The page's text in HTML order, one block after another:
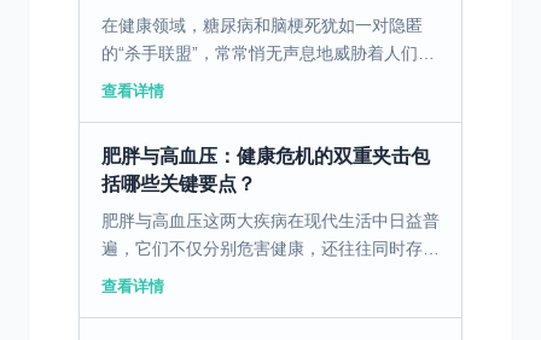
在健康领域，糖尿病和脑梗死犹如一对隐匿
的“杀手联盟”，常常悄无声息地威胁着人们的
生命质量。 糖尿病，作为一种以高血糖为特
查看详情
肥胖与高血压：健康危机的双重夹击包
括哪些关键要点？
肥胖与高血压这两大疾病在现代生活中日益普
遍，它们不仅分别危害健康，还往往同时存
在，产生复合影响。 一、肥胖：高血压的发
查看详情